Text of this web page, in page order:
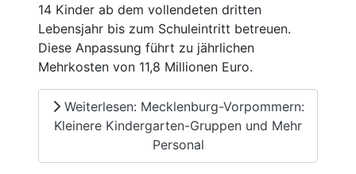
14 Kinder ab dem vollendeten dritten
Lebensjahr bis zum Schuleintritt betreuen.
Diese Anpassung führt zu jährlichen
Mehrkosten von 11,8 Millionen Euro.
Weiterlesen: Mecklenburg-Vorpommern:
Kleinere Kindergarten-Gruppen und Mehr
Personal